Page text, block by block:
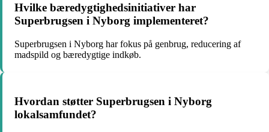
Hvilke bæredygtighedsinitiativer har
Superbrugsen i Nyborg implementeret?
Superbrugsen i Nyborg har fokus på genbrug, reducering af
madspild og bæredygtige indkøb.
Hvordan støtter Superbrugsen i Nyborg
lokalsamfundet?